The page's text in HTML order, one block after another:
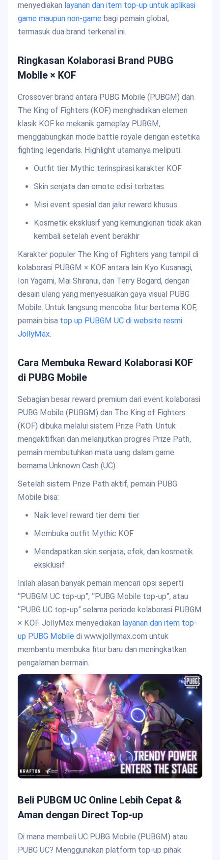
menyediakan layanan dan item top-up untuk aplikasi
game maupun non-game bagi pemain global,
termasuk dua brand terkenal ini.
Ringkasan Kolaborasi Brand PUBG
Mobile × KOF
Crossover brand antara PUBG Mobile (PUBGM) dan
The King of Fighters (KOF) menghadirkan elemen
klasik KOF ke mekanik gameplay PUBGM,
menggabungkan mode battle royale dengan estetika
fighting legendaris. Highlight utamanya meliputi:
Outfit tier Mythic terinspirasi karakter KOF
Skin senjata dan emote edisi terbatas
Misi event spesial dan jalur reward khusus
Kosmetik eksklusif yang kemungkinan tidak akan
kembali setelah event berakhir
Karakter populer The King of Fighters yang tampil di
kolaborasi PUBGM × KOF antara lain Kyo Kusanagi,
Iori Yagami, Mai Shiranui, dan Terry Bogard, dengan
desain ulang yang menyesuaikan gaya visual PUBG
Mobile. Untuk langsung mencoba fitur bertema KOF,
pemain bisa top up PUBGM UC di website resmi
JollyMax.
Cara Membuka Reward Kolaborasi KOF
di PUBG Mobile
Sebagian besar reward premium dari event kolaborasi
PUBG Mobile (PUBGM) dan The King of Fighters
(KOF) dibuka melalui sistem Prize Path. Untuk
mengaktifkan dan melanjutkan progres Prize Path,
pemain membutuhkan mata uang dalam game
bernama Unknown Cash (UC).
Setelah sistem Prize Path aktif, pemain PUBG
Mobile bisa:
Naik level reward tier demi tier
Membuka outfit Mythic KOF
Mendapatkan skin senjata, efek, dan kosmetik
eksklusif
Inilah alasan banyak pemain mencari opsi seperti
“PUBGM UC top-up”, “PUBG Mobile top-up”, atau
“PUBG UC top-up” selama periode kolaborasi PUBGM
× KOF. JollyMax menyediakan layanan dan item top-
up PUBG Mobile di www.jollymax.com untuk
membantu membuka fitur baru dan meningkatkan
pengalaman bermain.
Beli PUBGM UC Online Lebih Cepat &
Aman dengan Direct Top-up
Di mana membeli UC PUBG Mobile (PUBGM) atau
PUBG UC? Menggunakan platform top-up pihak